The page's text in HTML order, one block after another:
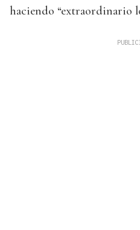
haciendo “extraordinario